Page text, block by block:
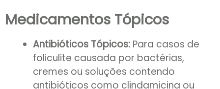
Medicamentos Tópicos
Antibióticos Tópicos: Para casos de
foliculite causada por bactérias,
cremes ou soluções contendo
antibióticos como clindamicina ou